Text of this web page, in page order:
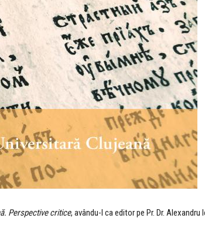
Perspective critice, avându-l ca editor pe Pr. Dr. Alexandru